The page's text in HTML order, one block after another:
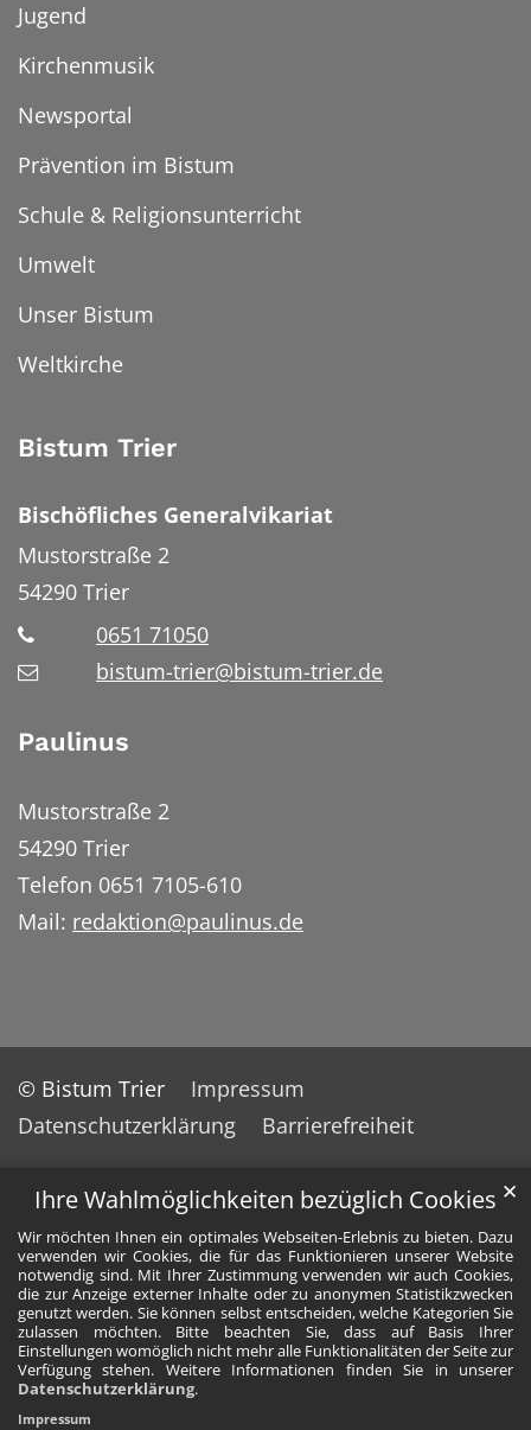
Ihre Wahlmöglichkeiten bezüglich Cookies
Wir möchten Ihnen ein optimales Webseiten-Erlebnis zu bieten. Dazu
verwenden wir Cookies, die für das Funktionieren unserer Website
notwendig sind. Mit Ihrer Zustimmung verwenden wir auch Cookies,
die zur Anzeige externer Inhalte oder zu anonymen Statistikzwecken
genutzt werden. Sie können selbst entscheiden, welche Kategorien Sie
zulassen möchten. Bitte beachten Sie, dass auf Basis Ihrer
Einstellungen womöglich nicht mehr alle Funktionalitäten der Seite zur
Verfügung stehen. Weitere Informationen finden Sie in unserer
Datenschutzerklärung.
✕
Impressum
Jugend
Kirchenmusik
Newsportal
Prävention im Bistum
Schule & Religionsunterricht
Umwelt
Unser Bistum
Weltkirche
Bistum Trier
Bischöfliches Generalvikariat
Mustorstraße 2
54290 Trier
0651 71050
bistum-trier@bistum-trier.de
Paulinus
Mustorstraße 2
54290 Trier
Telefon 0651 7105-610
Mail: redaktion@paulinus.de
© Bistum Trier
Impressum
Datenschutzerklärung
Barrierefreiheit